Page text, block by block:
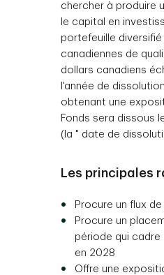
chercher à produire
le capital en
portefeuille
canadiennes de
dollars canadiens
l'année de
obtenant une
Fonds sera dissous
(la " date de
Les principales
Procure un flux
Procure un
période qui cadre
en 2028
Offre une